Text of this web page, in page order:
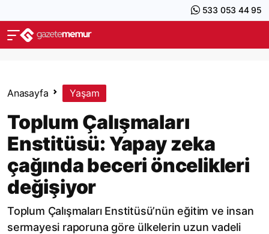
533 053 44 95
Anasayfa Yaşam
Toplum Çalışmaları
Enstitüsü: Yapay zeka
çağında beceri öncelikleri
değişiyor
Toplum Çalışmaları Enstitüsü’nün eğitim ve insan
sermayesi raporuna göre ülkelerin uzun vadeli